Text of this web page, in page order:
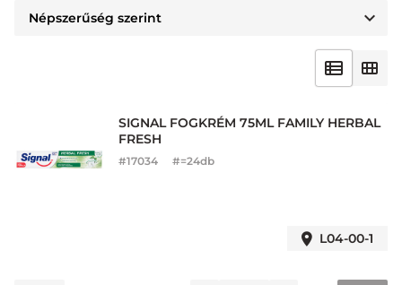
SIGNAL FOGKRÉM 75ML FAMILY HERBAL
FRESH
#17034 #=24db
L04-00-1